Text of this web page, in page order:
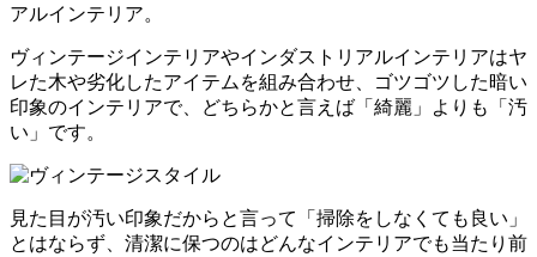
アルインテリア。
ヴィンテージインテリアやインダストリアルインテリアはヤ
レた木や劣化したアイテムを組み合わせ、ゴツゴツした暗い
印象のインテリアで、どちらかと言えば「綺麗」よりも「汚
い」です。
見た目が汚い印象だからと言って「掃除をしなくても良い」
とはならず、清潔に保つのはどんなインテリアでも当たり前